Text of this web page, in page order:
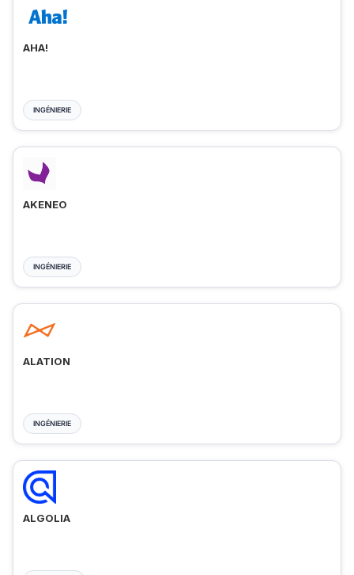
AHA!
INGÉNIERIE
AKENEO
INGÉNIERIE
ALATION
INGÉNIERIE
ALGOLIA